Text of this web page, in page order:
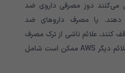
می‌کنند دوز مصرفی داروی ضد
یا مصرف داروهای ضد
کنند، علائم ناشی از ترک مصرف
را تجربه می‌کنند. برخی از علائم دیگر AWS ممکن است شامل